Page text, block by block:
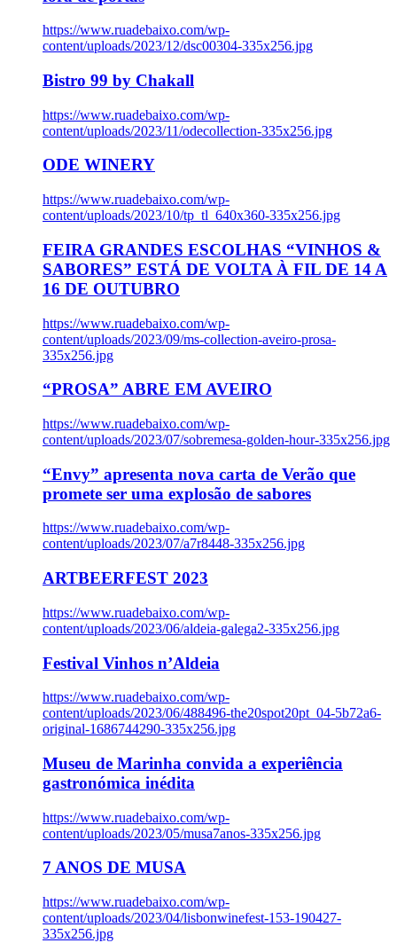
https://www.ruadebaixo.com/wp-
content/uploads/2023/12/dsc00304-335x256.jpg
Bistro 99 by Chakall
https://www.ruadebaixo.com/wp-
content/uploads/2023/11/odecollection-335x256.jpg
ODE WINERY
https://www.ruadebaixo.com/wp-
content/uploads/2023/10/tp_tl_640x360-335x256.jpg
FEIRA GRANDES ESCOLHAS “VINHOS &
SABORES” ESTÁ DE VOLTA À FIL DE 14 A
16 DE OUTUBRO
https://www.ruadebaixo.com/wp-
content/uploads/2023/09/ms-collection-aveiro-prosa-
335x256.jpg
“PROSA” ABRE EM AVEIRO
https://www.ruadebaixo.com/wp-
content/uploads/2023/07/sobremesa-golden-hour-335x256.jpg
“Envy” apresenta nova carta de Verão que
promete ser uma explosão de sabores
https://www.ruadebaixo.com/wp-
content/uploads/2023/07/a7r8448-335x256.jpg
ARTBEERFEST 2023
https://www.ruadebaixo.com/wp-
content/uploads/2023/06/aldeia-galega2-335x256.jpg
Festival Vinhos n’Aldeia
https://www.ruadebaixo.com/wp-
content/uploads/2023/06/488496-the20spot20pt_04-5b72a6-
original-1686744290-335x256.jpg
Museu de Marinha convida a experiência
gastronómica inédita
https://www.ruadebaixo.com/wp-
content/uploads/2023/05/musa7anos-335x256.jpg
7 ANOS DE MUSA
https://www.ruadebaixo.com/wp-
content/uploads/2023/04/lisbonwinefest-153-190427-
335x256.jpg